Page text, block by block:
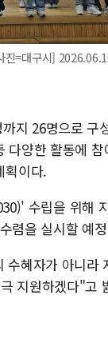
진=대구시]
지 26명으로 구
다양한 활동에
획이다.
수립을 위해
렴을 실시할 예
혜자가 아니라
지원하겠다"고